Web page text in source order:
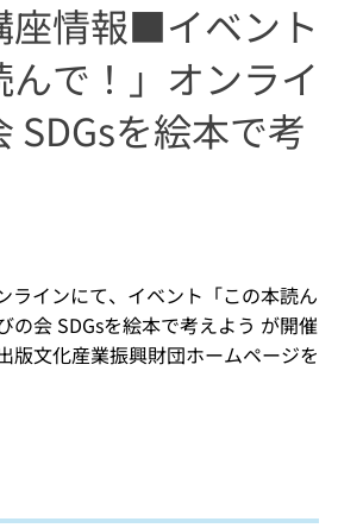
情報■イベント
んで！」オンライ
SDGsを絵本で考
ラインにて、イベント「この本読ん
の会 SDGsを絵本で考えよう が開催
版文化産業振興財団ホームページを